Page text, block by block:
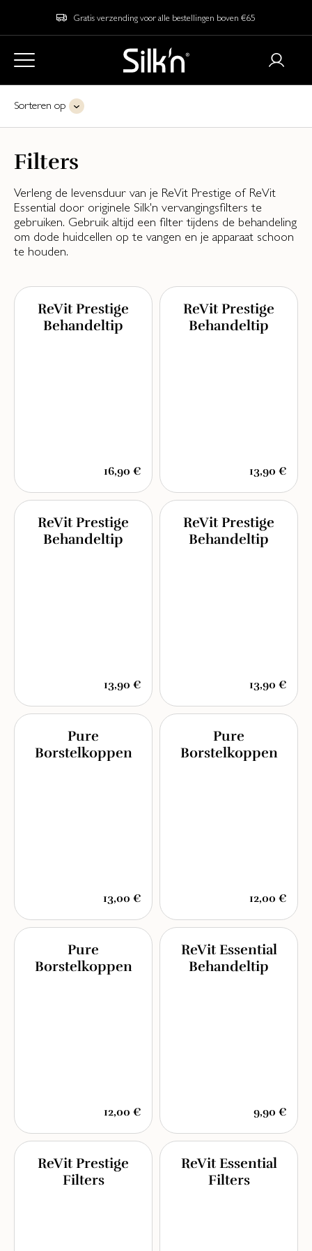
Gratis verzending voor alle bestellingen boven €65
Sorteren op
Filters
Verleng de levensduur van je ReVit Prestige of ReVit
Essential door originele Silk'n vervangingsfilters te
gebruiken. Gebruik altijd een filter tijdens de behandeling
om dode huidcellen op te vangen en je apparaat schoon
te houden.
ReVit Prestige
Behandeltip
16,90 €
ReVit Prestige
Behandeltip
13,90 €
ReVit Prestige
Behandeltip
13,90 €
ReVit Prestige
Behandeltip
13,90 €
Pure
Borstelkoppen
13,00 €
Pure
Borstelkoppen
12,00 €
Pure
Borstelkoppen
12,00 €
ReVit Essential
Behandeltip
9,90 €
ReVit Prestige
Filters
ReVit Essential
Filters